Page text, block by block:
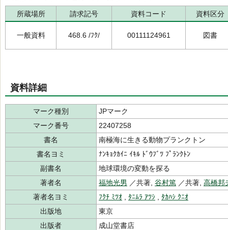
所蔵場所 請求記号 資料コード 資料区分
一般資料 468.6 /ﾌｸ/ 00111124961 図書
資料詳細
マーク種別
JPマーク
マーク番号
22407258
書名
南極海に生きる動物プランクトン
書名ヨミ
ﾅﾝｷｮｸｶｲﾆ ｲｷﾙ ﾄﾞｳﾌﾞﾂ ﾌﾟﾗﾝｸﾄﾝ
副書名
地球環境の変動を探る
著者名
福地光男 ／共著, 谷村篤 ／共著, 高橋邦
著者名ヨミ
ﾌｸﾁ ﾐﾂｵ ﾀﾆﾑﾗ ｱﾂｼ
ﾀｶﾊｼ ｸﾆｵ
出版地
東京
出版者
成山堂書店